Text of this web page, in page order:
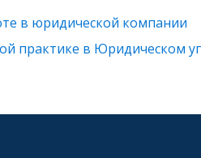
в юридической компании
практике в Юридическом